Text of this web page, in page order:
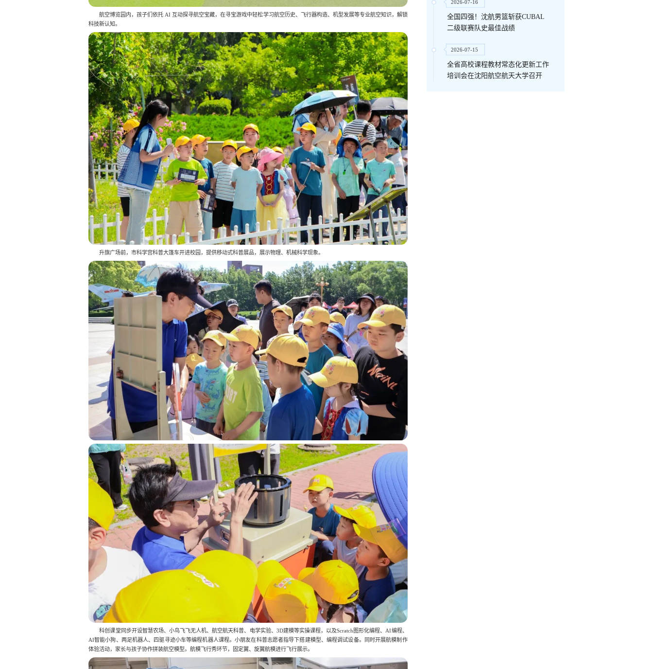
航空博览园内，孩子们依托 AI 互动探寻航空宝藏，在寻宝游戏中轻松学习航空历史、飞行器构造、机型发展等专业航空知识，解锁
科技新认知。
升旗广场前，市科学宫科普大篷车开进校园，提供移动式科普展品，展示物理、机械科学现象。
科创课堂同步开设智慧农场、小鸟飞飞无人机、航空航天科普、电学实验、3D建模等实操课程，以及Scratch图形化编程、AI编程、
AI智能小狗、两足机器人、四驱寻迹小车等编程机器人课程。小朋友在科普志愿者指导下搭建模型、编程调试设备。同时开展航模制作
体验活动，家长与孩子协作拼装航空模型。航模飞行秀环节，固定翼、旋翼航模进行飞行展示。
2026-07-16
全国四强！沈航男篮斩获CUBAL
二级联赛队史最佳战绩
2026-07-15
全省高校课程教材常态化更新工作
培训会在沈阳航空航天大学召开